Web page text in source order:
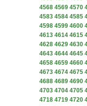
4568 4569 4570
4583 4584 4585
4598 4599 4600
4613 4614 4615
4628 4629 4630
4643 4644 4645
4658 4659 4660
4673 4674 4675
4688 4689 4690
4703 4704 4705
4718 4719 4720